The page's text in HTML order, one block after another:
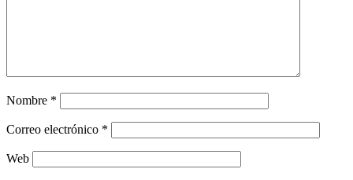
Nombre *
Correo electrónico *
Web